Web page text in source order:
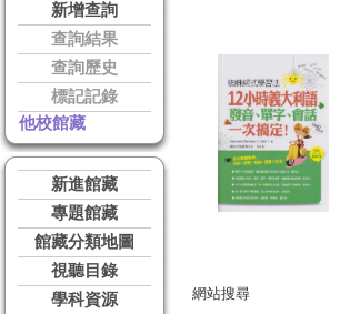
新增查詢
查詢結果
查詢歷史
標記記錄
他校館藏
新進館藏
專題館藏
館藏分類地圖
視聽目錄
學科資源
網站搜尋